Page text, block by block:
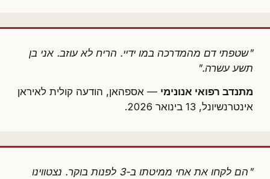
"שטפתי דם מהמדרכה במו ידיי. הריח לא עוזב. אני בן
תשע עשרה."
מתנדב רפואי אנונימי — אספהאן, הודעה קולית לאיראן
אינטרנשיונל, 13 בינואר 2026.
"הם לקחו את אחי ממיטתו ב-3 לפנות בוקר. נצטווינו